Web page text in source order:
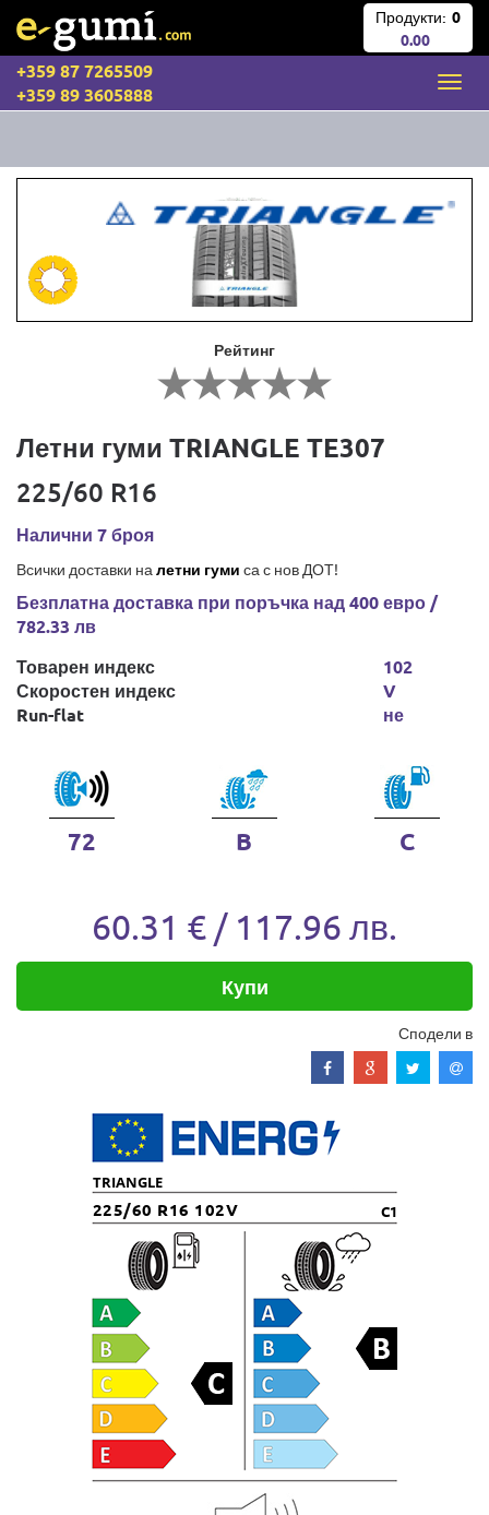
Продукти: 0
0.00
+359 87 7265509
+359 89 3605888
Рейтинг
Летни гуми TRIANGLE TE307
225/60 R16
Налични 7 броя
Всички доставки на летни гуми са с нов ДОТ!
Безплатна доставка при поръчка над 400 евро /
782.33 лв
Товарен индекс
Скоростен индекс
Run-flat
102
V
не
72 B C
60.31 € / 117.96 лв.
Купи
Сподели в
TRIANGLE
225/60 R16 102V C1